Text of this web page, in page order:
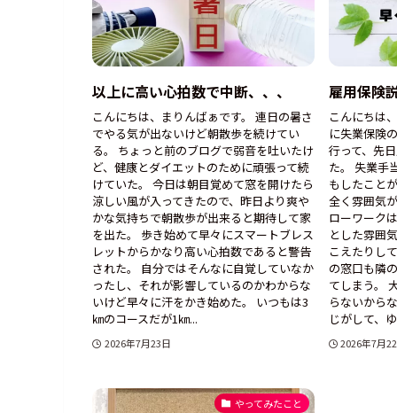
以上に高い心拍数で中断、、、
こんにちは、まりんばぁです。 連日の暑さ
でやる気が出ないけど朝散歩を続けてい
る。 ちょっと前のブログで弱音を吐いたけ
ど、健康とダイエットのために頑張って続
けていた。 今日は朝目覚めて窓を開けたら
涼しい風が入ってきたので、昨日より爽や
かな気持ちで朝散歩が出来ると期待して家
を出た。 歩き始めて早々にスマートブレス
レットからかなり高い心拍数であると警告
された。 自分ではそんなに自覚していなか
ったし、それが影響しているのかわからな
いけど早々に汗をかき始めた。 いつもは3
㎞のコースだが1㎞...
2026年7月23日
雇用保険
こんにちは
に失業保険
行って、先
た。 失業手
もしたこと
全く雰囲気
ローワーク
とした雰囲
こえたりし
の窓口も隣
てしまう。
らないから
じがして、
2026年7月
やってみたこと